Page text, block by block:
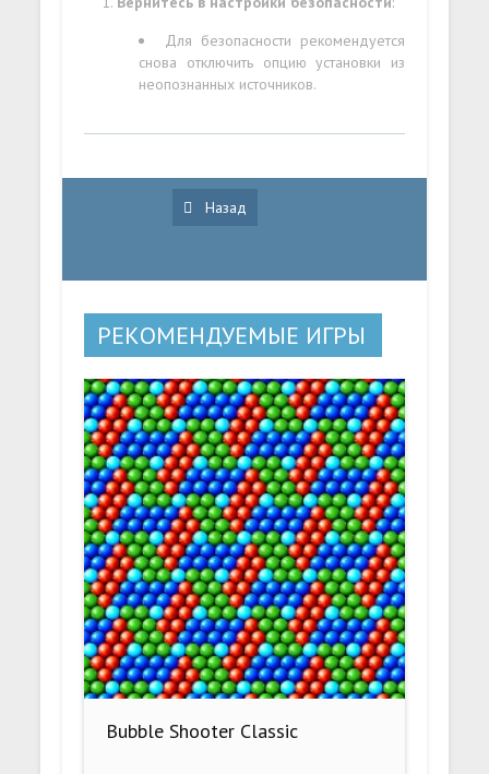
Для безопасности рекомендуется
снова отключить опцию установки из
неопознанных источников.
Назад
РЕКОМЕНДУЕМЫЕ ИГРЫ
Bubble Shooter Classic